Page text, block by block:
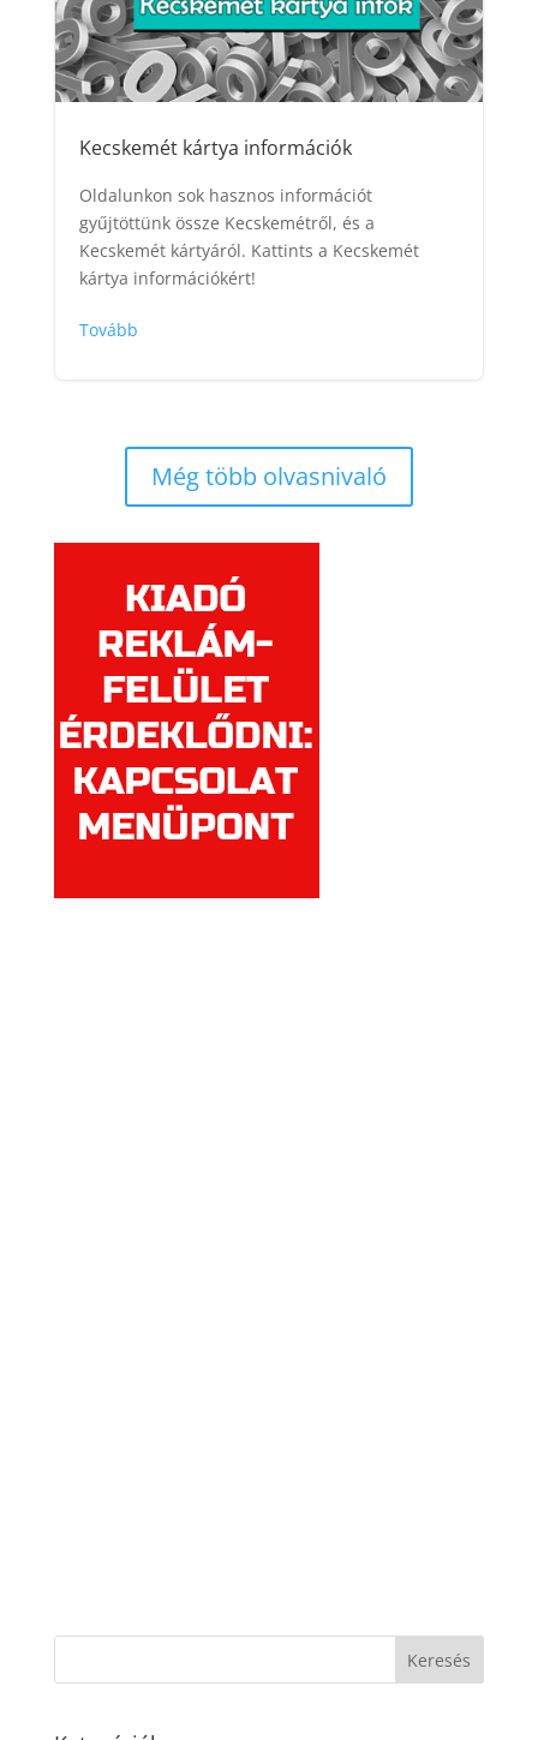
Kecskemét kártya információk
Oldalunkon sok hasznos információt
gyűjtöttünk össze Kecskemétről, és a
Kecskemét kártyáról. Kattints a Kecskemét
kártya információkért!
Tovább
Még több olvasnivaló